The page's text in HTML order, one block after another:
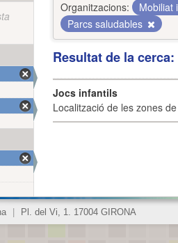
Organitzacions:
Mobiliat
Parcs saludables
Resultat de la
Jocs infantils
Localització de les zones
Pl. del Vi, 1. 17004 GIRONA